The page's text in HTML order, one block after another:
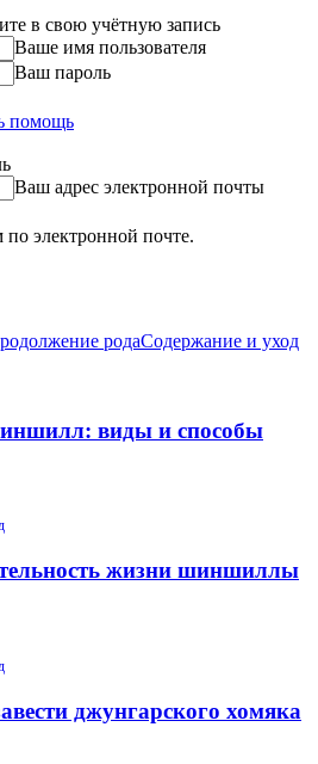
в свою учётную запись
Ваше имя пользователя
Ваш пароль
помощь
Ваш адрес электронной почты
электронной почте.
родаСодержание и уход
виды и способы
жизни шиншиллы
джунгарского хомяка